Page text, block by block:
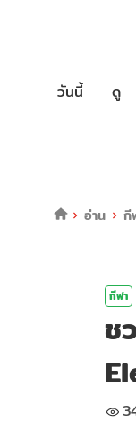
วันนี้ ดู
อ่าน กี
กีฬา
ช